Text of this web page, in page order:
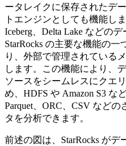
ータレイクに保存されたデ
トエンジンとしても機能し
Iceberg、Delta Lake などの
StarRocks の主要な機能の一
り、外部で管理されている
します。この機能により、
ソースをシームレスにクエ
め、HDFS や Amazon S3 な
Parquet、ORC、CSV など
タを分析できます。
前述の図は、StarRocks が